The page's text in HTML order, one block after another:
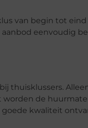
van begin tot eind
eenvoudig
thuisklussers.
worden de
kwaliteit